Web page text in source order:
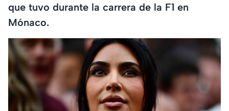
que tuvo durante la carrera de la F1 en
Mónaco.